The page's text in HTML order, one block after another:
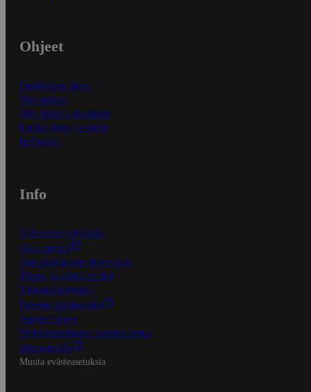
Ohjeet
Ensitilaajan ohjeet
Näin maksat
Näin tilaat ja muokkaat
Kaikki ohjeet ja vinkit
In English
Info
S-Business yrityksille
Oiva-raportit
Osuuskauppojen yhteystiedot
Tilaus- ja toimitusehdot
Tietosuojakäytäntö
Palvelun käyttöehdot
Saavutettavuus
Mobiilisovelluksen saavutettavuus
Mainostajalle
Muuta evästeasetuksia